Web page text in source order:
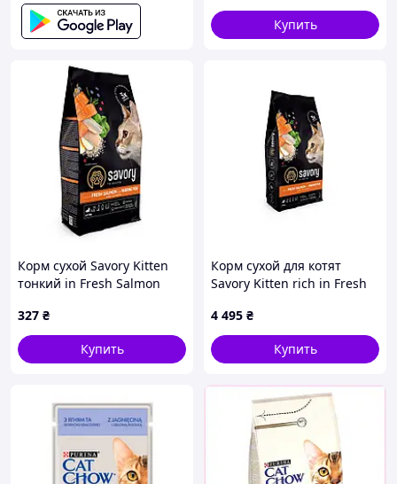
Купить
Корм сухой Savory Kitten
тонкий in Fresh Salmon
всех пород со свежим
лососем и морской рыбой
40
327 ₴
Купить
Корм сухой для котят
Savory Kitten rich in Fresh
лососем 8 кг
4 495 ₴
Купить